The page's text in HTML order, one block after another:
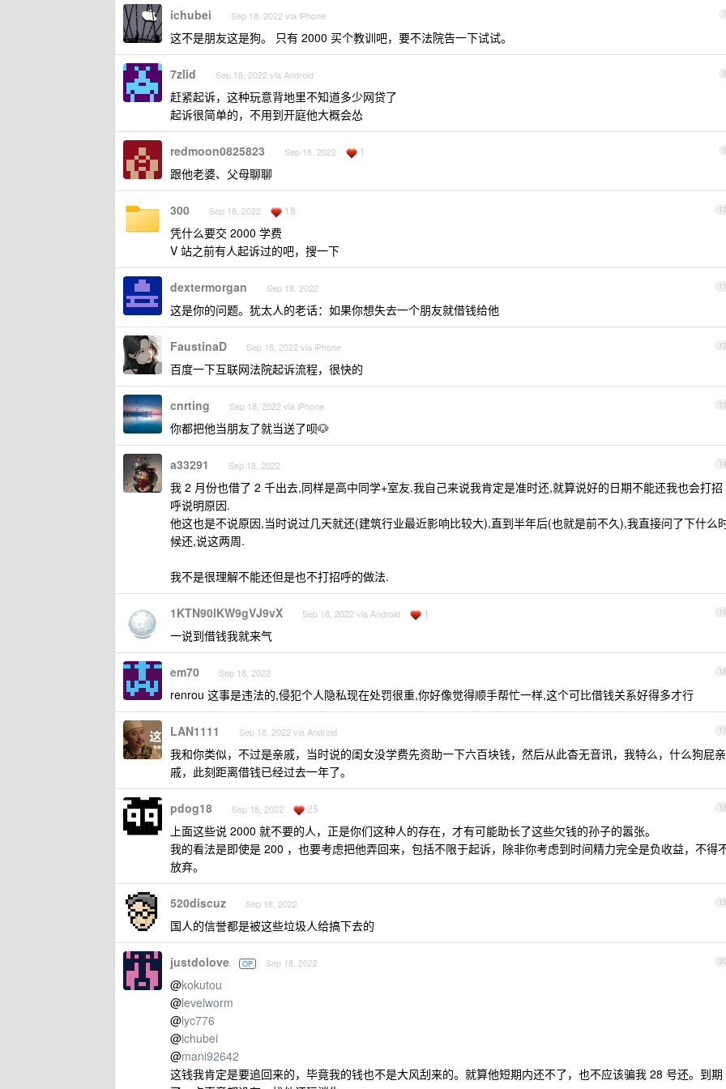
7
ichubei Sep 18, 2022 via iPhone
这不是朋友这是狗。 只有 2000 买个教训吧，要不法院告一下试试。
8
7zlid Sep 18, 2022 via Android
赶紧起诉，这种玩意背地里不知道多少网贷了
起诉很简单的，不用到开庭他大概会怂
9
redmoon0825823 Sep 18, 2022 1
跟他老婆、父母聊聊
10
300 Sep 18, 2022 18
凭什么要交 2000 学费
V 站之前有人起诉过的吧，搜一下
11
dextermorgan Sep 18, 2022
这是你的问题。犹太人的老话：如果你想失去一个朋友就借钱给他
12
FaustinaD Sep 18, 2022 via iPhone
百度一下互联网法院起诉流程，很快的
13
cnrting Sep 18, 2022 via iPhone
你都把他当朋友了就当送了呗🐶
14
a33291 Sep 18, 2022
我 2 月份也借了 2 千出去,同样是高中同学+室友.我自己来说我肯定是准时还,就算说好的日期不能还我也会打招
呼说明原因.
他这也是不说原因,当时说过几天就还(建筑行业最近影响比较大),直到半年后(也就是前不久),我直接问了下什么
候还,说这两周.
我不是很理解不能还但是也不打招呼的做法.
15
1KTN90lKW9gVJ9vX Sep 18, 2022 via Android 1
一说到借钱我就来气
16
em70 Sep 18, 2022
renrou 这事是违法的,侵犯个人隐私现在处罚很重,你好像觉得顺手帮忙一样,这个可比借钱关系好得多才行
17
LAN1111 Sep 18, 2022 via Android
我和你类似，不过是亲戚，当时说的闺女没学费先资助一下六百块钱，然后从此杳无音讯，我特么，什么狗屁亲
戚，此刻距离借钱已经过去一年了。
18
pdog18 Sep 18, 2022 25
上面这些说 2000 就不要的人，正是你们这种人的存在，才有可能助长了这些欠钱的孙子的嚣张。
我的看法是即使是 200 ，也要考虑把他弄回来，包括不限于起诉，除非你考虑到时间精力完全是负收益，不得
放弃。
19
520discuz Sep 18, 2022
国人的信誉都是被这些垃圾人给搞下去的
20
justdolove OP Sep 18, 2022
@kokutou
@levelworm
@lyc776
@ichubei
@mani92642
这钱我肯定是要追回来的，毕竟我的钱也不是大风刮来的。就算他短期内还不了，也不应该骗我 28 号还。到期